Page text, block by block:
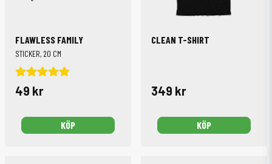
FLAWLESS FAMILY
STICKER, 20 CM
49 kr
KÖP
CLEAN T-SHIRT
349 kr
KÖP